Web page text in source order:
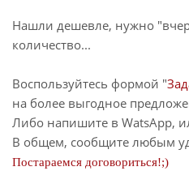
Нашли дешевле, нужно
количество...
Воспользуйтесь формой "
на более выгодное
Либо напишите в WatsApp,
В общем, сообщите любым
Постараемся договориться!;)